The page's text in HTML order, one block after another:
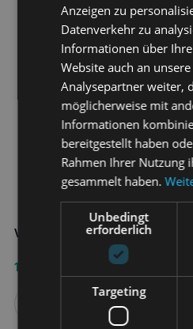
VETFOOD Intestivet Gel 15ml
17,20
Anzeigen zu
Datenverkehr zu
Informationen über
Website auch an
Analysepartner weiter,
möglicherweise mit
Informationen
bereitgestellt haben
Rahmen Ihrer Nutzung
gesammelt haben.
Unbedingt
erforderlich
Targeting